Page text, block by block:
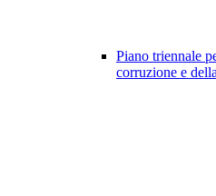
Piano triennale
corruzione e